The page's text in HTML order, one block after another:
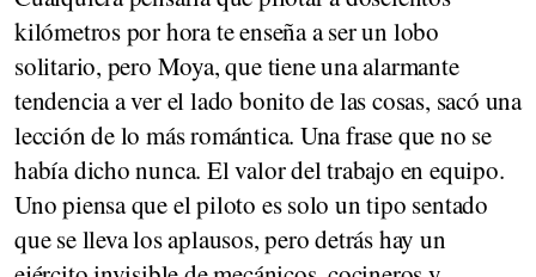
kilómetros por hora te enseña a ser un lobo
solitario, pero Moya, que tiene una alarmante
tendencia a ver el lado bonito de las cosas, sacó una
lección de lo más romántica. Una frase que no se
había dicho nunca. El valor del trabajo en equipo.
Uno piensa que el piloto es solo un tipo sentado
que se lleva los aplausos, pero detrás hay un